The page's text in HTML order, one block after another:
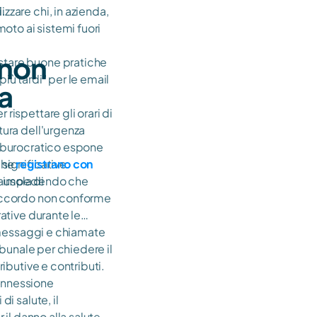
chi, in azienda,
ai sistemi fuori
buone pratiche
tardi" per le email
rispettare gli orari di
dell'urgenza
registrano con
impedendo che
espone
significative.
di
non conforme
durante le
e chiamate
per chiedere il
e contributi.
salute, il